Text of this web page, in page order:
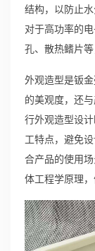
结构，以防止
对于高功率的
孔、散热鳍片等
外观造型是钣
的美观度，还
行外观造型设
工特点，避免
合产品的使用
体工程学原理，